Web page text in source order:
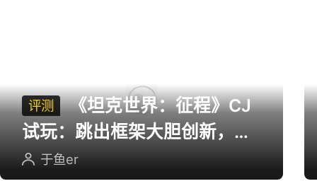
评测
《坦克世界：征程》CJ
试玩：跳出框架大胆创新，用
英雄射击重塑坦克对战
于鱼er